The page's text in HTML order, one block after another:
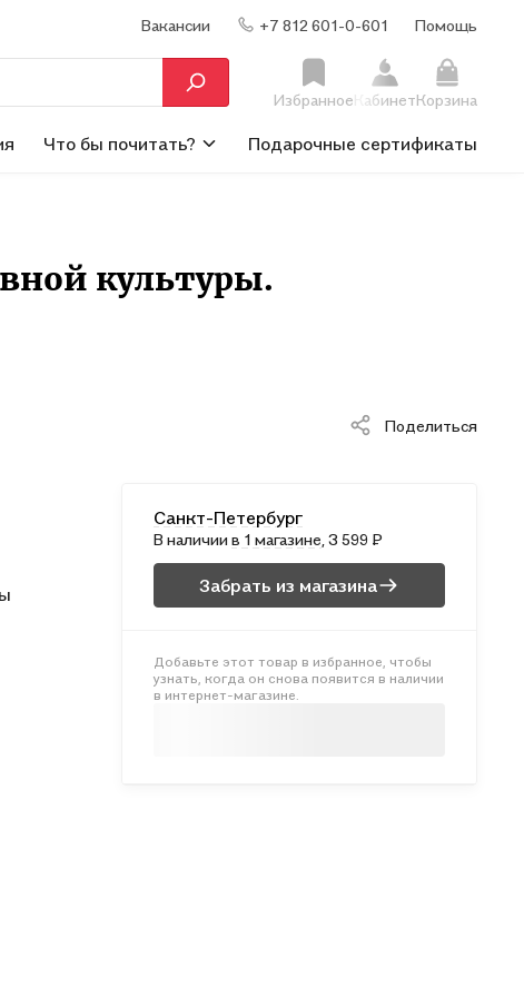
Вакансии +7 812 601-0-601 Помощь
Избранное КабинетКорзина
Что бы почитать? Подарочные сертификаты
культуры.
Поделиться
Санкт-Петербург
В наличиив 1 магазине , 3 599 ₽
Забрать из магазина
Добавьте этот товар в избранное, чтобы
узнать, когда он снова появится в наличии
в интернет-магазине.